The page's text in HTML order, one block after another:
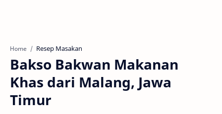
Home Resep Masakan
Bakso Bakwan Makanan
Khas dari Malang, Jawa
Timur